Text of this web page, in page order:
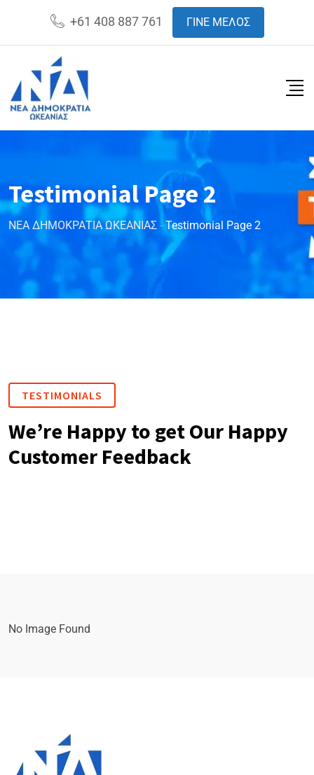
+61 408 887 761 ΓΙΝΕ ΜΕΛΟΣ
Testimonial Page 2
ΝΕΑ ΔΗΜΟΚΡΑΤΙΑ ΩΚΕΑΝΙΑΣ -Testimonial Page 2
TESTIMONIALS
We’re Happy to get Our Happy
Customer Feedback
No Image Found